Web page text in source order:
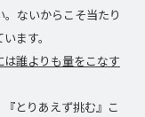
ないからこそ当たり
ます。
誰よりも量をこなす
とりあえず挑む』こ